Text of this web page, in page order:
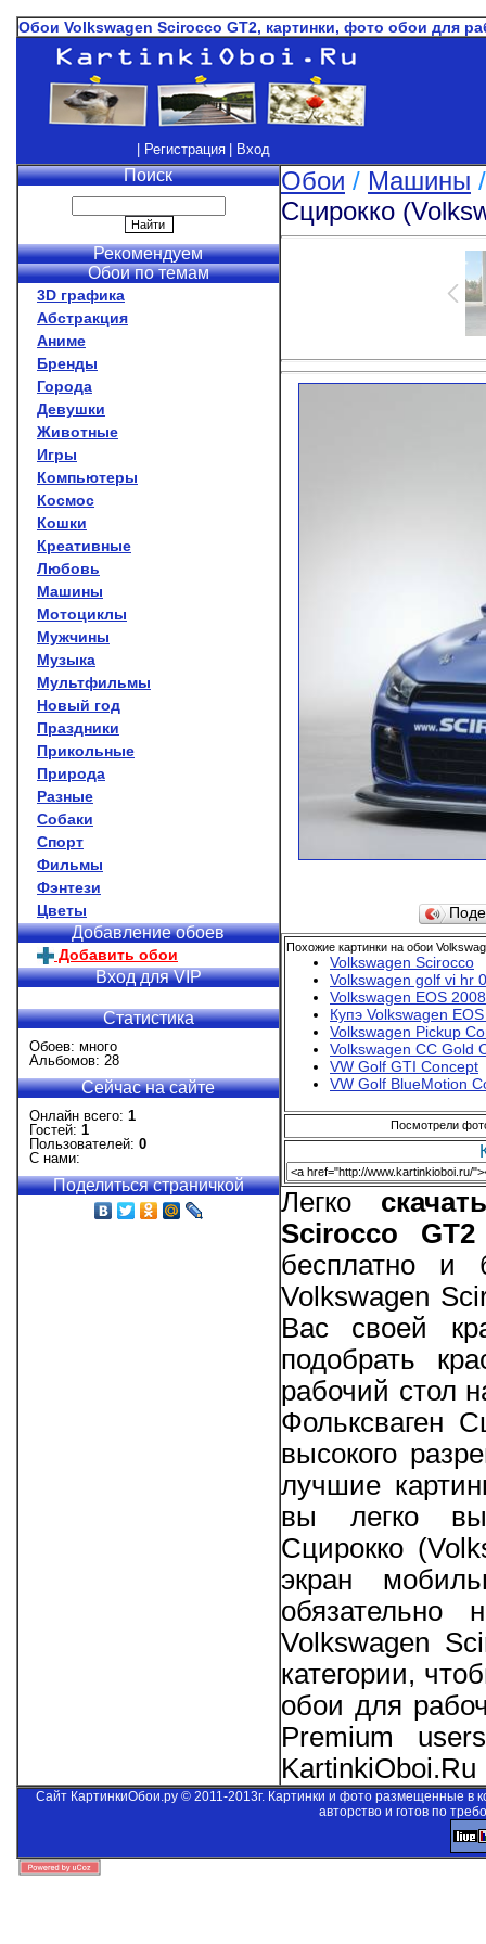
Обои Volkswagen Scirocco GT2, картинки, фото обои для
| Регистрация | Вход
Поиск
Рекомендуем
Обои по темам
3D графика
Абстракция
Аниме
Бренды
Города
Девушки
Животные
Игры
Компьютеры
Космос
Кошки
Креативные
Любовь
Машины
Мотоциклы
Мужчины
Музыка
Мультфильмы
Новый год
Праздники
Прикольные
Природа
Разные
Собаки
Спорт
Фильмы
Фэнтези
Цветы
Добавление обоев
Добавить обои
Вход для VIP
Статистика
Обоев: много
Альбомов: 28
Сейчас на сайте
Онлайн всего: 1
Гостей: 1
Пользователей: 0
С нами:
Поделиться страничкой
Обои / Машины
Сцирокко
Похожие картинки на обои
Volkswagen Scirocco
Volkswagen golf vi hr
Volkswagen EOS 2008
Купэ Volkswagen
Volkswagen Pickup
Volkswagen CC Gold
VW Golf GTI Concept
VW Golf BlueMotion
Посмотрели
Легко
Scirocco GT2
бесплатно и
Volkswagen
Вас своей
подобрать
рабочий стол
Фольксваген
высокого
лучшие
вы легко
Сцирокко
экран
Volkswagen
категории,
обои для
Premium
KartinkiOboi.Ru
Сайт КартинкиОбои.ру © 2011-2013г. Картинки и фото размещенные в
авторство и готов по